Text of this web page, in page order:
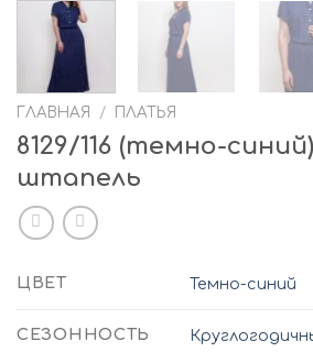
ГЛАВНАЯ / ПЛАТЬЯ
8129/116 (темно-
штапель
ЦВЕТ Темно-синий
СЕЗОННОСТЬ